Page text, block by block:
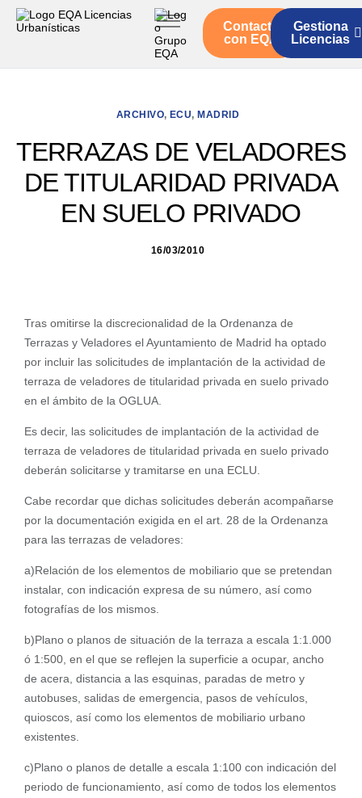
Servicios
Contacto
con EQA
Gestiona
Licencias
ARCHIVO, ECU, MADRID
TERRAZAS DE VELADORES
DE TITULARIDAD PRIVADA
EN SUELO PRIVADO
16/03/2010
Tras omitirse la discrecionalidad de la Ordenanza de
Terrazas y Veladores el Ayuntamiento de Madrid ha optado
por incluir las solicitudes de implantación de la actividad de
terraza de veladores de titularidad privada en suelo privado
en el ámbito de la OGLUA.
Es decir, las solicitudes de implantación de la actividad de
terraza de veladores de titularidad privada en suelo privado
deberán solicitarse y tramitarse en una ECLU.
Cabe recordar que dichas solicitudes deberán acompañarse
por la documentación exigida en el art. 28 de la Ordenanza
para las terrazas de veladores:
a)Relación de los elementos de mobiliario que se pretendan
instalar, con indicación expresa de su número, así como
fotografías de los mismos.
b)Plano o planos de situación de la terraza a escala 1:1.000
ó 1:500, en el que se reflejen la superficie a ocupar, ancho
de acera, distancia a las esquinas, paradas de metro y
autobuses, salidas de emergencia, pasos de vehículos,
quioscos, así como los elementos de mobiliario urbano
existentes.
c)Plano o planos de detalle a escala 1:100 con indicación del
periodo de funcionamiento, así como de todos los elementos